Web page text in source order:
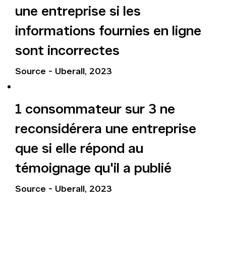
une entreprise si les
informations fournies en ligne
sont incorrectes
Source - Uberall, 2023
1 consommateur sur 3 ne
reconsidérera une entreprise
que si elle répond au
témoignage qu'il a publié
Source - Uberall, 2023